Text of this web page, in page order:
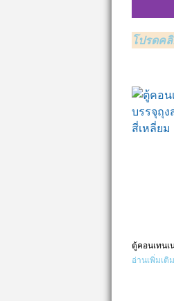
โปรดค
ตู้คอนเทนเ
อ่านเพิ่มเติ